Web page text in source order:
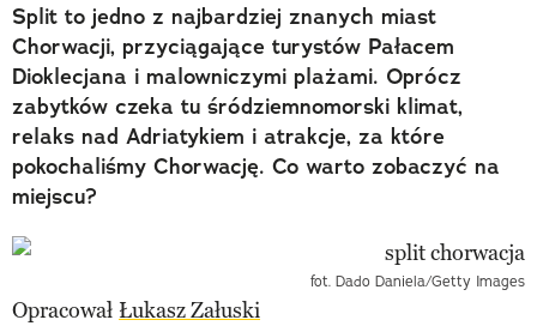
Split to jedno z najbardziej znanych miast
Chorwacji, przyciągające turystów Pałacem
Dioklecjana i malowniczymi plażami. Oprócz
zabytków czeka tu śródziemnomorski klimat,
relaks nad Adriatykiem i atrakcje, za które
pokochaliśmy Chorwację. Co warto zobaczyć na
miejscu?
fot. Dado Daniela/Getty Images
Opracował Łukasz Załuski